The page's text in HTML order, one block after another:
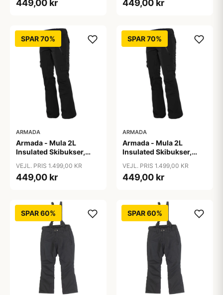
449,00 kr 449,00 kr
SPAR 70%
ARMADA
Armada - Mula 2L
Insulated Skibukser,
VEJL. PRIS 1.499,00 KR
449,00 kr
SPAR 70%
ARMADA
Armada - Mula 2L
Insulated Skibukser,
VEJL. PRIS 1.499,00 KR
449,00 kr
SPAR 60% SPAR 60%